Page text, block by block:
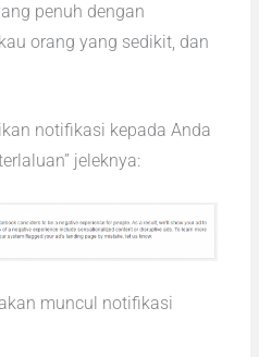
penuh dengan
orang yang sedikit, dan
notifikasi kepada Anda
jeleknya:
muncul notifikasi